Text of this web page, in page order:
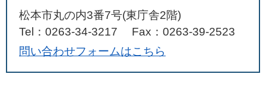
松本市丸の内3番7号(東庁舎2階)
Tel：0263-34-3217
Fax：0263-39-2523
問い合わせフォームはこちら